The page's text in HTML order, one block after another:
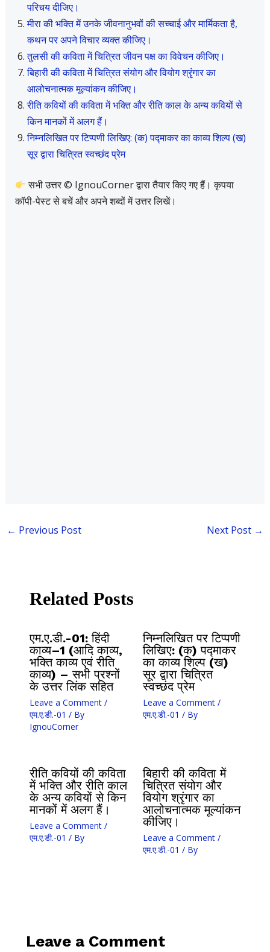
परिचय दीजिए।
मीरा की भक्ति में उनके जीवनानुभवों की सच्चाई और मार्मिकता है,
कथन पर अपने विचार व्यक्त कीजिए।
तुलसी की कविता में चित्रित जीवन पक्ष का विवेचन कीजिए।
बिहारी की कविता में चित्रित संयोग और वियोग श्रृंगार का
आलोचनात्मक मूल्यांकन कीजिए।
रीति कवियों की कविता में भक्ति और रीति काल के अन्य कवियों से
किन मानकों में अलग हैं।
निम्नलिखित पर टिप्पणी लिखिए: (क) पद्माकर का काव्य शिल्प (ख)
सूर द्वारा चित्रित स्वच्छंद प्रेम
सभी उत्तर © IgnouCorner द्वारा तैयार किए गए हैं। कृपया
कॉपी-पेस्ट से बचें और अपने शब्दों में उत्तर लिखें।
← Previous Post Next Post →
Related Posts
एम.ए.डी.-01: हिंदी
काव्य–1 (आदि काव्य,
भक्ति काव्य एवं रीति
काव्य) – सभी प्रश्नों
के उत्तर लिंक सहित
Leave a Comment /
एम.ए.डी.-01 / By
IgnouCorner
निम्नलिखित पर टिप्पणी
लिखिए: (क) पद्माकर
का काव्य शिल्प (ख)
सूर द्वारा चित्रित
स्वच्छंद प्रेम
Leave a Comment /
एम.ए.डी.-01 / By
रीति कवियों की कविता
में भक्ति और रीति काल
के अन्य कवियों से किन
मानकों में अलग हैं।
Leave a Comment /
एम.ए.डी.-01 / By
बिहारी की कविता में
चित्रित संयोग और
वियोग श्रृंगार का
आलोचनात्मक मूल्यांकन
कीजिए।
Leave a Comment /
एम.ए.डी.-01 / By
Leave a Comment